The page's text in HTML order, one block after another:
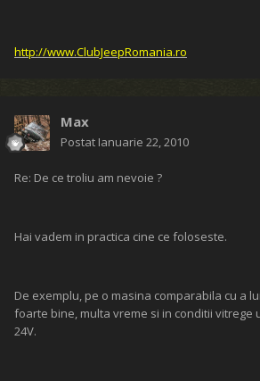
http://www.ClubJeepRomania.ro
Max
Postat Ianuarie 22, 2010
Re: De ce troliu am nevoie ?
Hai vadem in practica cine ce foloseste.
De exemplu, pe o masina comparabila cu a
foarte bine, multa vreme si in conditii vitrege
24V.